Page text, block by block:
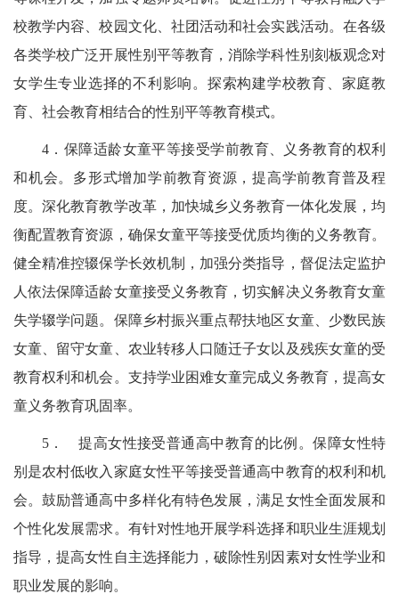
校教学内容、校园文化、社团活动和社会实践活动。在各级
各类学校广泛开展性别平等教育，消除学科性别刻板观念对
女学生专业选择的不利影响。探索构建学校教育、家庭教
育、社会教育相结合的性别平等教育模式。
4 ．保障适龄女童平等接受学前教育、义务教育的权利
和机会。 多形式增加学前教育资源， 提高学前教育普及程
度。深化教育教学改革，加快城乡义务教育一体化发展，均
衡配置教育资源，确保女童平等接受优质均衡的义务教育。
健全精准控辍保学长效机制，加强分类指导，督促法定监护
人依法保障适龄女童接受义务教育，切实解决义务教育女童
失学辍学问题。保障乡村振兴重点帮扶地区女童、 少数民族
女童 、留守女童、农业转移人口随迁子女以及残疾女童的受
教育权利和机会。支持学业困难女童完成义务教育，提高女
童义务教育巩固率。
5．提高女性接受普通高中教育的比例。保障女性特
别是农村低收入家庭女性平等接受普通高中教育的权利和机
会。鼓励普通高中多样化有特色发展，满足女性全面发展和
个性化发展需求。有针对性地开展学科选择和职业生涯规划
指导，提高女性自主选择能力，破除性别因素对女性学业和
职业发展的影响。